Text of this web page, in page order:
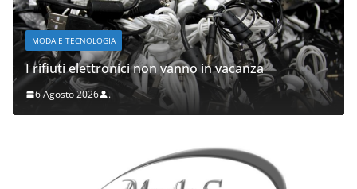
MODA E TECNOLOGIA
I rifiuti elettronici non vanno in vacanza
6 Agosto 2026 .